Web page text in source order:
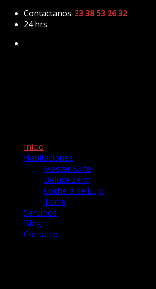
Contactanos: 33 38 53 26 32
24 hrs
Inicio
Habitaciones
Master Suite
Deluxe Zent
Cochera de Lujo
Torre
Servicios
Blog
Contacto